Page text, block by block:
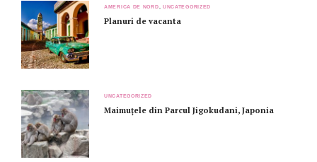
AMERICA DE NORD, UNCATEGORIZED
Planuri de vacanta
UNCATEGORIZED
Maimuțele din Parcul Jigokudani, Japonia